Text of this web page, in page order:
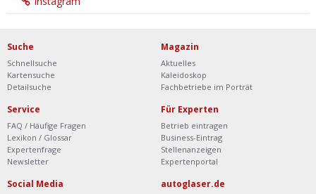
Suche
Schnellsuche
Kartensuche
Detailsuche
Magazin
Aktuelles
Kaleidoskop
Fachbetriebe im Porträt
Service
FAQ / Häufige Fragen
Lexikon / Glossar
Expertenfrage
Newsletter
Für Experten
Betrieb eintragen
Business-Eintrag
Stellenanzeigen
Expertenportal
Social Media autoglaser.de